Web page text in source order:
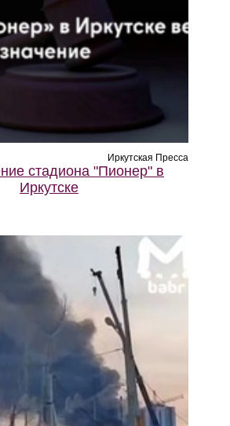
Иркутская Пресса
стадиона "Пионер" в
Иркутске